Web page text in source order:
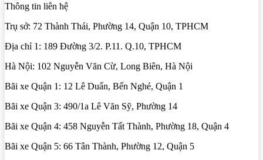
Thông tin liên hệ
Trụ sở: 72 Thành Thái, Phường 14, Quận 10, TPHCM
Địa chỉ 1: 189 Đường 3/2. P.11. Q.10, TPHCM
Hà Nội: 102 Nguyễn Văn Cừ, Long Biên, Hà Nội
Bãi xe Quận 1: 12 Lê Duẩn, Bến Nghé, Quận 1
Bãi xe Quận 3: 490/1a Lê Văn Sỹ, Phường 14
Bãi xe Quận 4: 458 Nguyễn Tất Thành, Phường 18, Quận 4
Bãi xe Quận 5: 66 Tân Thành, Phường 12, Quận 5